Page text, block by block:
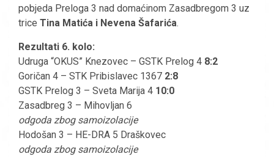
pobjeda Preloga 3 nad domaćinom Zasadbregom 3 uz
trice Tina Matića i Nevena Šafarića.
Rezultati 6. kolo:
Udruga “OKUS” Knezovec – GSTK Prelog 4 8:2
Goričan 4 – STK Pribislavec 1367 2:8
GSTK Prelog 3 – Sveta Marija 4 10:0
Zasadbreg 3 – Mihovljan 6
odgoda zbog samoizolacije
Hodošan 3 – HE-DRA 5 Draškovec
odgoda zbog samoizolacije